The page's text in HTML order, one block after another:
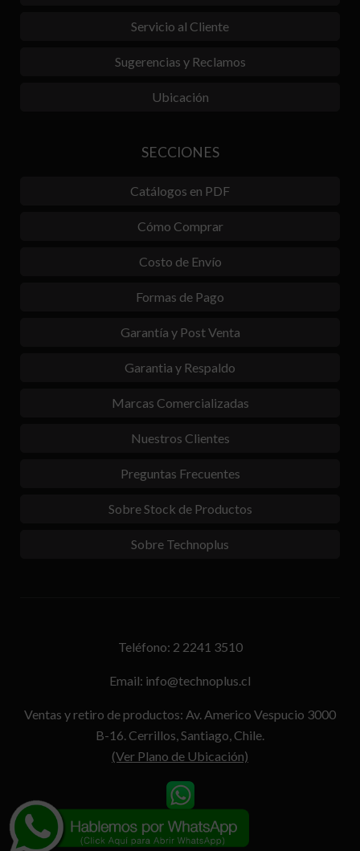
Servicio al Cliente
Sugerencias y Reclamos
Ubicación
SECCIONES
Catálogos en PDF
Cómo Comprar
Costo de Envío
Formas de Pago
Garantía y Post Venta
Garantia y Respaldo
Marcas Comercializadas
Nuestros Clientes
Preguntas Frecuentes
Sobre Stock de Productos
Sobre Technoplus
Teléfono: 2 2241 3510
Email: info@technoplus.cl
Ventas y retiro de productos: Av. Americo Vespucio 3000
B-16. Cerrillos, Santiago, Chile.
(Ver Plano de Ubicación)